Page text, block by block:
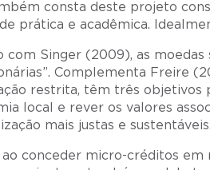
consta deste projeto
prática e acadêmica.
com Singer (2009), as
Complementa Freire
restrita, têm três objetivos
local e rever os valores
mais justas e sustentáveis.
ao conceder micro-créditos em